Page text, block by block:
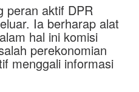
peran aktif DPR
Ia berharap alat
hal ini komisi
perekonomian
menggali informasi